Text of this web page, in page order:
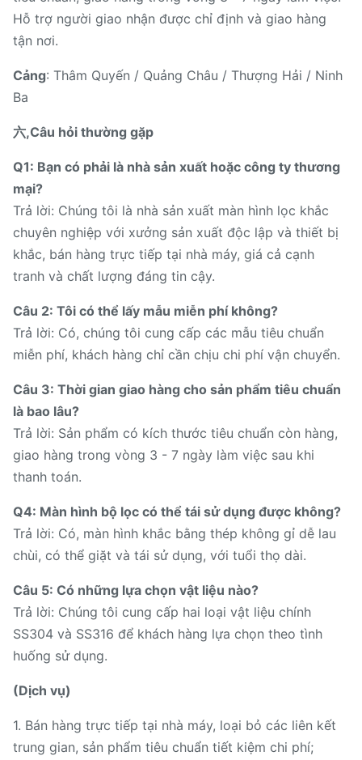
Hỗ trợ người giao nhận được chỉ định và giao hàng
tận nơi.
Cảng: Thâm Quyến / Quảng Châu / Thượng Hải / Ninh
Ba
六,Câu hỏi thường gặp
Q1: Bạn có phải là nhà sản xuất hoặc công ty thương
mại?
Trả lời: Chúng tôi là nhà sản xuất màn hình lọc khắc
chuyên nghiệp với xưởng sản xuất độc lập và thiết bị
khắc, bán hàng trực tiếp tại nhà máy, giá cả cạnh
tranh và chất lượng đáng tin cậy.
Câu 2: Tôi có thể lấy mẫu miễn phí không?
Trả lời: Có, chúng tôi cung cấp các mẫu tiêu chuẩn
miễn phí, khách hàng chỉ cần chịu chi phí vận chuyển.
Câu 3: Thời gian giao hàng cho sản phẩm tiêu chuẩn
là bao lâu?
Trả lời: Sản phẩm có kích thước tiêu chuẩn còn hàng,
giao hàng trong vòng 3 - 7 ngày làm việc sau khi
thanh toán.
Q4: Màn hình bộ lọc có thể tái sử dụng được không?
Trả lời: Có, màn hình khắc bằng thép không gỉ dễ lau
chùi, có thể giặt và tái sử dụng, với tuổi thọ dài.
Câu 5: Có những lựa chọn vật liệu nào?
Trả lời: Chúng tôi cung cấp hai loại vật liệu chính
SS304 và SS316 để khách hàng lựa chọn theo tình
huống sử dụng.
(Dịch vụ)
1. Bán hàng trực tiếp tại nhà máy, loại bỏ các liên kết
trung gian, sản phẩm tiêu chuẩn tiết kiệm chi phí;